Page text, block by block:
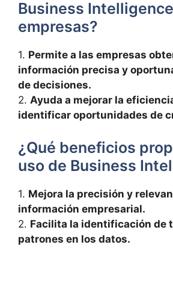
Business
empresas?
1. Permite a⁣ las empresas
información precisa y
de decisiones.
2.⁣ Ayuda a mejorar la
identificar oportunidades de
¿Qué beneficios
uso de Business
1. Mejora la precisión y
información empresarial.
2. Facilita la identificación de
patrones en los datos.